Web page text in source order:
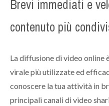
Brevi immediati e
contenuto più
La diffusione di video online
virale più utilizzate ed
conoscere la tua attività in
principali canali di video